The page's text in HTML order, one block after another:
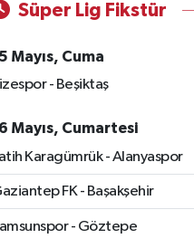
Süper Lig Fikstür
Mayıs, Cuma
- Beşiktaş
Mayıs, Cumartesi
Karagümrük - Alanyaspor
FK - Başakşehir
- Göztepe